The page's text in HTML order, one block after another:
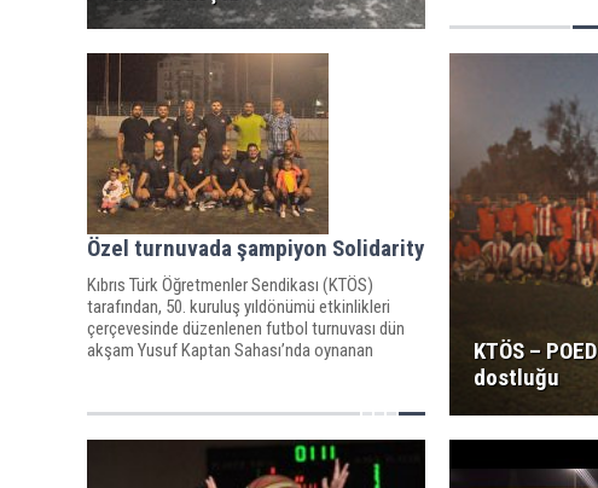
Özel turnuvada şampiyon Solidarity
Kıbrıs Türk Öğretmenler Sendikası (KTÖS)
tarafından, 50. kuruluş yıldönümü etkinlikleri
çerçevesinde düzenlenen futbol turnuvası dün
akşam Yusuf Kaptan Sahası’nda oynanan
KTÖS – POED
dostluğu